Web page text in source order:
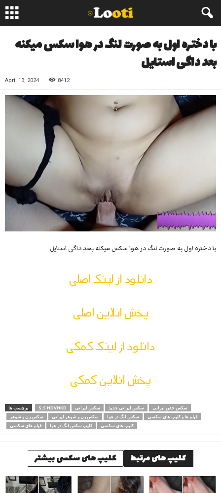
با دختره اول به صورت لنگ در هوا سکس میکنه
بعد داگی استایل
April 13, 2024 8412
با دختره اول به صورت لنگ در هوا سکس میکنه بعد داگی استایل
دانلود از لینک اصلی
پخش انلاین اصلی
دانلود از لینک کمکی
پخش انلاین کمکی
برچسب ها S;S HDVHKD سکس ایرانی سکس ایرانی جدید
سکس خفن ایرانی
سکس زن و شوهر
سکس زن و شوهر ایرانی سکس لنگ در هوا
فیلم ها و کلیپ های سکسی
فیلم های سکسی
کلیپ سکس لنگ در هوا کلیپ های سکسی
کلیپ های مرتبط کلیپ های سکسی بیشتر